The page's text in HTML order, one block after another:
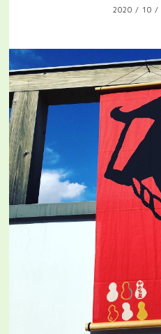
2020 / 10 /